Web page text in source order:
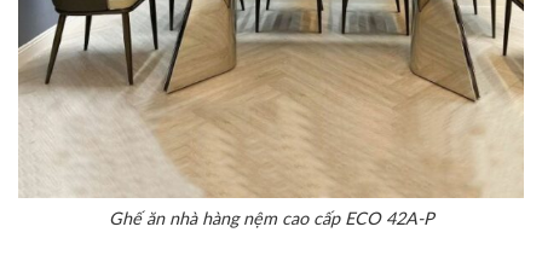
Ghế ăn nhà hàng nệm cao cấp ECO 42A-P